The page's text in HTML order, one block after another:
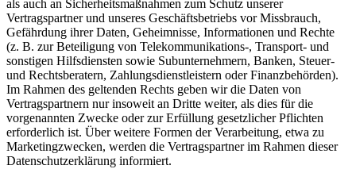
als auch an Sicherheitsmaßnahmen zum Schutz unserer
Vertragspartner und unseres Geschäftsbetriebs vor Missbrauch,
Gefährdung ihrer Daten, Geheimnisse, Informationen und Rechte
(z. B. zur Beteiligung von Telekommunikations-, Transport- und
sonstigen Hilfsdiensten sowie Subunternehmern, Banken, Steuer-
und Rechtsberatern, Zahlungsdienstleistern oder Finanzbehörden).
Im Rahmen des geltenden Rechts geben wir die Daten von
Vertragspartnern nur insoweit an Dritte weiter, als dies für die
vorgenannten Zwecke oder zur Erfüllung gesetzlicher Pflichten
erforderlich ist. Über weitere Formen der Verarbeitung, etwa zu
Marketingzwecken, werden die Vertragspartner im Rahmen dieser
Datenschutzerklärung informiert.